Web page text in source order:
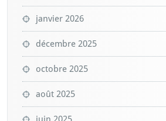
janvier 2026
décembre 2025
octobre 2025
août 2025